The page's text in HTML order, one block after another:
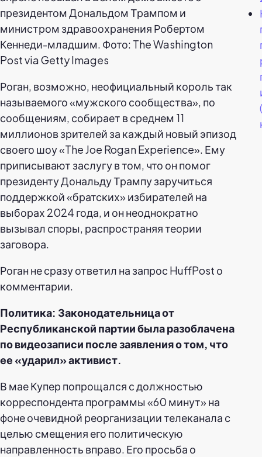
президентом Дональдом Трампом и
министром здравоохранения Робертом
Кеннеди-младшим. Фото: The Washington
Post via Getty Images
Роган, возможно, неофициальный король так
называемого «мужского сообщества», по
сообщениям, собирает в среднем 11
миллионов зрителей за каждый новый эпизод
своего шоу «The Joe Rogan Experience». Ему
приписывают заслугу в том, что он помог
президенту Дональду Трампу заручиться
поддержкой «братских» избирателей на
выборах 2024 года, и он неоднократно
вызывал споры, распространяя теории
заговора.
Роган не сразу ответил на запрос HuffPost о
комментарии.
Политика: Законодательница от
Республиканской партии была разоблачена
по видеозаписи после заявления о том, что
ее «ударил» активист.
В мае Купер попрощался с должностью
корреспондента программы «60 минут» на
фоне очевидной реорганизации телеканала с
целью смещения его политическую
направленность вправо. Его просьба о